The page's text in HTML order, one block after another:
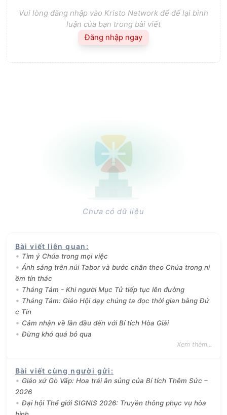
Vui lòng đăng nhập vào Kristo Network để để lại bình
luận của bạn trong bài viết
Đăng nhập ngay
Chưa có dữ liệu
Bài viết liên quan :
Tìm ý Chúa trong mọi việc
Ánh sáng trên núi Tabor và bước chân theo Chúa trong ni
ềm tín thác
Tháng Tám - Khi người Mục Tử tiếp tục lên đường
Tháng Tám: Giáo Hội dạy chúng ta đọc thời gian bằng Đứ
c Tin
Cảm nhận về lần đầu đến với Bí tích Hòa Giải
Đừng khó quá bỏ qua
Xem thêm...
Bài viết cùng người gửi :
Giáo xứ Gò Vấp: Hoa trái ân sủng của Bí tích Thêm Sức –
2026
Đại hội Thế giới SIGNIS 2026: Truyền thông phục vụ hòa